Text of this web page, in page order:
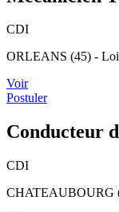
CDI
ORLEANS (45) -
Voir
Postuler
Conducteur
CDI
CHATEAUBOURG